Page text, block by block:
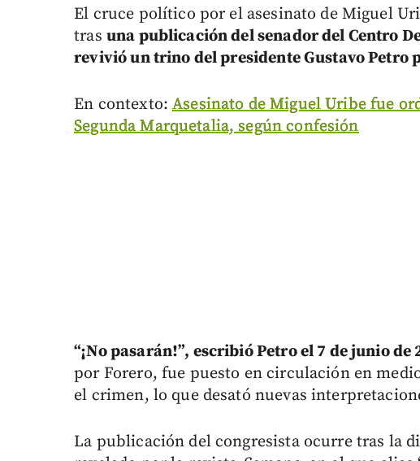
El cruce político por el asesinato de Miguel
tras una publicación del senador del Centro
revivió un trino del presidente Gustavo Petro
En contexto:Asesinato de Miguel Uribe fue
Segunda Marquetalia, según confesión
“¡No pasarán!”, escribió Petro el 7 de junio de
por Forero, fue puesto en circulación en
el crimen, lo que desató nuevas
La publicación del congresista ocurre tras la